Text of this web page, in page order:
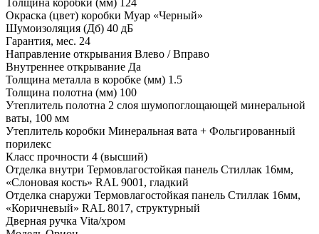
Толщина коробки (мм) 124
Окраска (цвет) коробки Муар «Черный»
Шумоизоляция (Дб) 40 дБ
Гарантия, мес. 24
Направление открывания Влево / Вправо
Внутреннее открывание Да
Толщина металла в коробке (мм) 1.5
Толщина полотна (мм) 100
Утеплитель полотна 2 слоя шумопоглощающей минеральной
ваты, 100 мм
Утеплитель коробки Минеральная вата + Фольгированный
порилекс
Класс прочности 4 (высший)
Отделка внутри Термовлагостойкая панель Стиллак 16мм,
«Слоновая кость» RAL 9001, гладкий
Отделка снаружи Термовлагостойкая панель Стиллак 16мм,
«Коричневый» RAL 8017, структурный
Дверная ручка Vita/хром